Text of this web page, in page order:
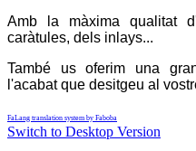
Amb la màxima qualitat
caràtules, dels inlays...
També us oferim una
l'acabat que desitgeu al
FaLang translation system by Faboba
Switch to Desktop Version